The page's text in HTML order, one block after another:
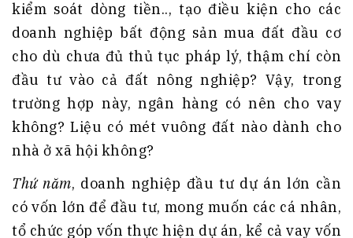
kiểm soát dòng tiền.., tạo điều kiện cho các
doanh nghiệp bất động sản mua đất đầu cơ
cho dù chưa đủ thủ tục pháp lý, thậm chí còn
đầu tư vào cả đất nông nghiệp? Vậy, trong
trường hợp này, ngân hàng có nên cho vay
không? Liệu có mét vuông đất nào dành cho
nhà ở xã hội không?
Thứ năm, doanh nghiệp đầu tư dự án lớn cần
có vốn lớn để đầu tư, mong muốn các cá nhân,
tổ chức góp vốn thực hiện dự án, kể cả vay vốn